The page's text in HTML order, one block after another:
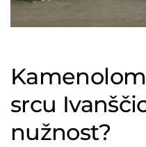
srcu
nužnost?